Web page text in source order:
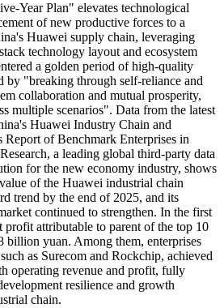
Year Plan" elevates technological
of new productive forces to a
Huawei supply chain, leveraging
technology layout and ecosystem
a golden period of high-quality
by "breaking through self-reliance and
collaboration and mutual prosperity,
multiple scenarios". Data from the latest
Huawei Industry Chain and
of Benchmark Enterprises in
a leading global third-party data
for the new economy industry, shows
of the Huawei industrial chain
trend by the end of 2025, and its
continued to strengthen. In the first
profit attributable to parent of the top 10
billion yuan. Among them, enterprises
as Surecom and Rockchip, achieved
operating revenue and profit, fully
resilience and growth
chain.